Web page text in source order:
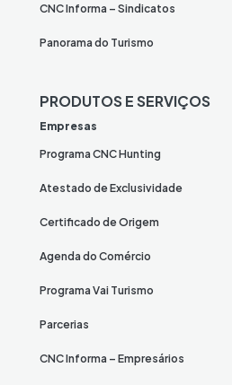
CNC Informa – Sindicatos
Panorama do Turismo
PRODUTOS E SERVIÇOS
Empresas
Programa CNC Hunting
Atestado de Exclusividade
Certificado de Origem
Agenda do Comércio
Programa Vai Turismo
Parcerias
CNC Informa – Empresários